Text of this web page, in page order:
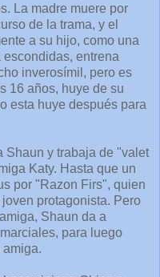
La madre muere por
de la trama, y el
a su hijo, como una
escondidas, entrena
inverosímil, pero es
16 años, huye de su
esta huye después para
Shaun y trabaja de "valet
Katy. Hasta que un
por "Razon Firs", quien
protagonista. Pero
Shaun da a
para luego